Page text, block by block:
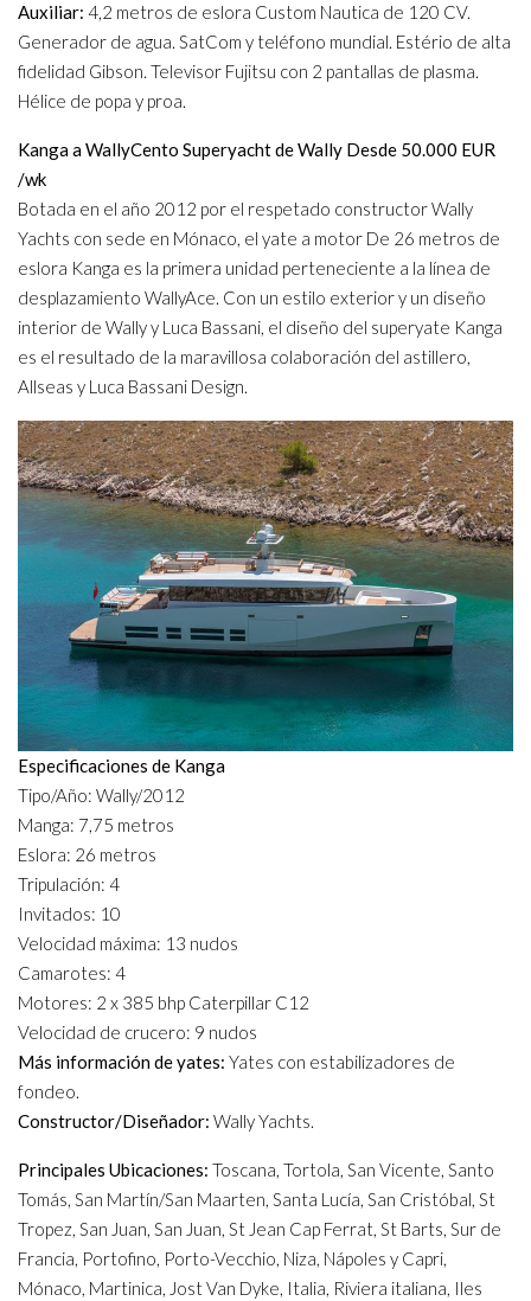
Auxiliar: 4,2 metros de eslora Custom Nautica de 120 CV.
Generador de agua. SatCom y teléfono mundial. Estério de alta
fidelidad Gibson. Televisor Fujitsu con 2 pantallas de plasma.
Hélice de popa y proa.
Kanga a WallyCento Superyacht de Wally Desde 50.000 EUR
/wk
Botada en el año 2012 por el respetado constructor Wally
Yachts con sede en Mónaco, el yate a motor De 26 metros de
eslora Kanga es la primera unidad perteneciente a la línea de
desplazamiento WallyAce. Con un estilo exterior y un diseño
interior de Wally y Luca Bassani, el diseño del superyate Kanga
es el resultado de la maravillosa colaboración del astillero,
Allseas y Luca Bassani Design.
Especificaciones de Kanga
Tipo/Año: Wally/2012
Manga: 7,75 metros
Eslora: 26 metros
Tripulación: 4
Invitados: 10
Velocidad máxima: 13 nudos
Camarotes: 4
Motores: 2 x 385 bhp Caterpillar C12
Velocidad de crucero: 9 nudos
Más información de yates: Yates con estabilizadores de
fondeo.
Constructor/Diseñador: Wally Yachts.
Principales Ubicaciones: Toscana, Tortola, San Vicente, Santo
Tomás, San Martín/San Maarten, Santa Lucía, San Cristóbal, St
Tropez, San Juan, San Juan, St Jean Cap Ferrat, St Barts, Sur de
Francia, Portofino, Porto-Vecchio, Niza, Nápoles y Capri,
Mónaco, Martinica, Jost Van Dyke, Italia, Riviera italiana, Iles